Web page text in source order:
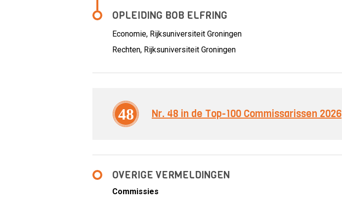
OPLEIDING BOB ELFRING
Economie, Rijksuniversiteit Groningen
Rechten, Rijksuniversiteit Groningen
48 Nr. 48 in de Top-100 Commissarissen 2026
OVERIGE VERMELDINGEN
Commissies